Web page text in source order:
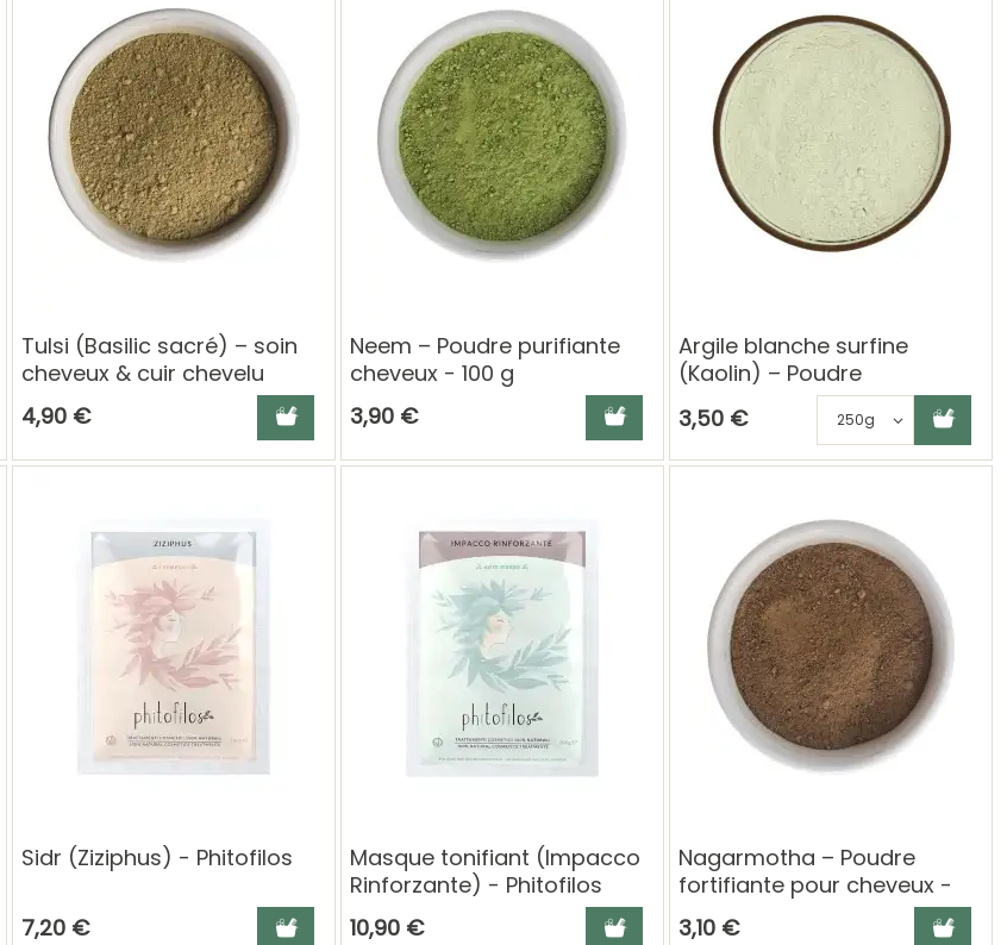
au panier
Tulsi (Basilic sacré) – soin
cheveux & cuir chevelu
4,90 €
Ajouter au panier
Neem – Poudre purifiante
cheveux - 100 g
3,90 €
Ajouter au panier
Argile blanche surfine
(Kaolin) – Poudre
cosmétique naturelle
3,50 € Ajouter au panier
Sidr (Ziziphus) - Phitofilos
7,20 € Ajouter au panier
Masque tonifiant (Impacco
Rinforzante) - Phitofilos
10,90 €
Ajouter au panier
Nagarmotha – Poudre
fortifiante pour cheveux -
100g
3,10 € Ajouter